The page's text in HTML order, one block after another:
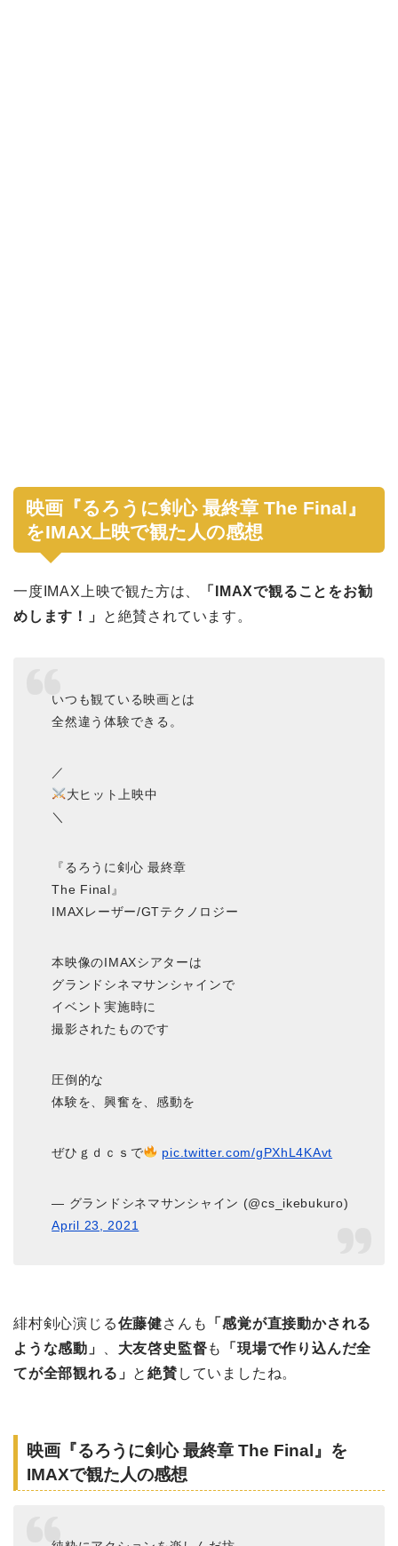
映画『るろうに剣心 最終章 The Final』
をIMAX上映で観た人の感想
一度IMAX上映で観た方は、
「IMAXで観ることをお勧
めします！」
と絶賛されています。
いつも観ている映画とは
全然違う体験できる。
／
大ヒット上映中
＼
『るろうに剣心 最終章
The Final』
IMAXレーザー/GTテクノロジー
本映像のIMAXシアターは
グランドシネマサンシャインで
イベント実施時に
撮影されたものです
圧倒的な
体験を、興奮を、感動を
ぜひｇｄｃｓで pic.twitter.com/gPXhL4KAvt
— グランドシネマサンシャイン (@cs_ikebukuro)
April 23, 2021
緋村剣心演じる佐藤健さんも
「感覚が直接動かされる
ような感動」
大友啓史監督も
「現場で作り込んだ全
てが全部観れる」 と絶賛 していましたね。
映画『るろうに剣心 最終章 The Final』を
IMAXで観た人の感想